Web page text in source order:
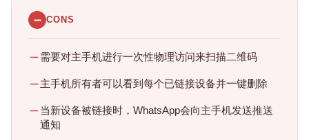
CONS
需要对主手机进行一次性物理访问来扫描二维码
主手机所有者可以看到每个已链接设备并一键删除
当新设备被链接时，WhatsApp会向主手机发送推送
通知